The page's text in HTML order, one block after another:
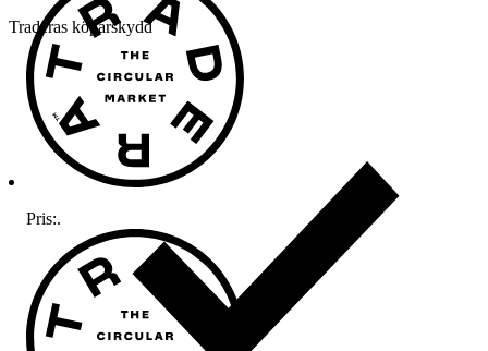
Traderas köparskydd
Pris:.